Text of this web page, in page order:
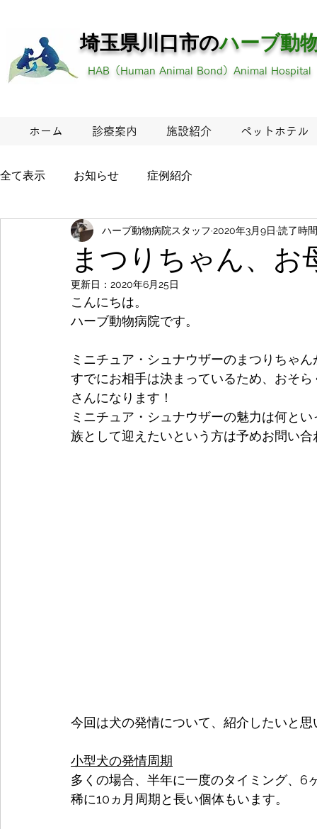
埼玉県川口市のハーブ動
HAB（Human Animal Bond）Animal Hospital
ホーム 診療案内 施設紹介 ペットホテル
全て表示 お知らせ 症例紹介
まつりちゃん、お
ハーブ動物病院スタッフ 2020年3月9日 読了時
更新日： 2020年6月25日
こんにちは。
ハーブ動物病院です。
ミニチュア・シュナウザーのまつりちゃ
すでにお相手は決まっているため、おそ
さんになります！
ミニチュア・シュナウザーの魅力は何と
族として迎えたいという方は予めお問い
今回は犬の発情について、紹介したいと思
小型犬の発情周期
多くの場合、半年に一度のタイミング、6
稀に10ヵ月周期と長い個体もいます。